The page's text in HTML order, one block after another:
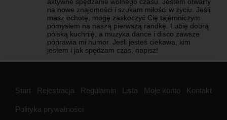
na nowe znajomości i szukam miłości w życiu. Jeśli
masz ochotę, mogę zaskoczyć Cię tajemniczym
pomysłem na naszą pierwszą randkę. Lubię dobrą
polską kuchnię, a muzyka dance i disco zawsze
poprawia mi humor. Jeśli jesteś ciekawa, kim
jestem i jak spędzam czas, napisz!
Start Rejestracja Regulamin Lista Moje konto Kontakt
Polityka prywatności